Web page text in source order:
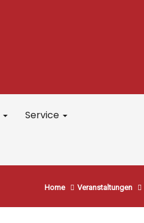
Service
Home Veranstaltungen